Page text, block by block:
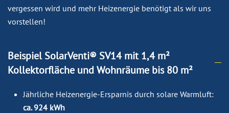
vergessen wird und mehr Heizenergie benötigt als wir uns
vorstellen!
Beispiel SolarVenti® SV14 mit 1,4 m²
Kollektorfläche und Wohnräume bis 80 m²
Jährliche Heizenergie-Ersparnis durch solare Warmluft:
ca. 924 kWh